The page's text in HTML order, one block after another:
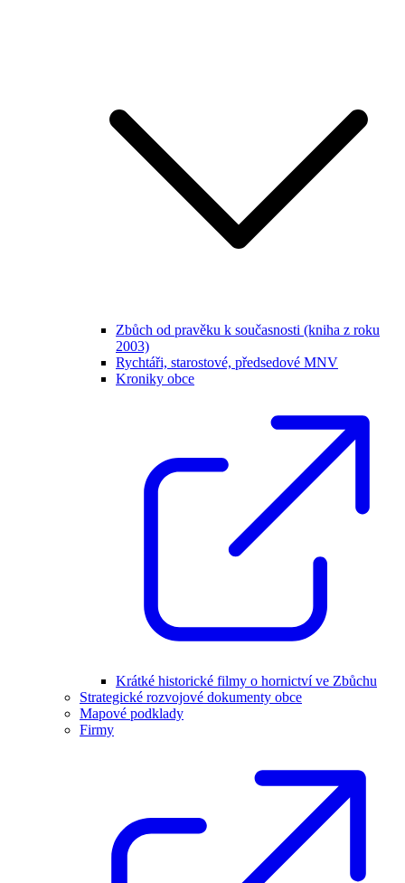
Zbůch od pravěku k současnosti (kniha z roku
2003)
Rychtáři, starostové, předsedové MNV
Kroniky obce
Krátké historické filmy o hornictví ve Zbůchu
Strategické rozvojové dokumenty obce
Mapové podklady
Firmy